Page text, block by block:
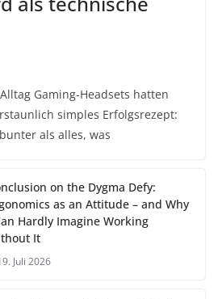
Gaming-Headsets hatten
simples Erfolgsrezept:
als alles, was
on the Dygma Defy:
as an Attitude – and Why
Hardly Imagine Working
It
Juli 2026